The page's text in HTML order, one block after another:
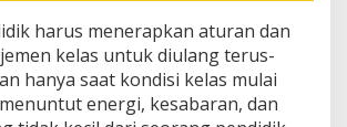
harus menerapkan aturan dan
kelas untuk diulang terus-
hanya saat kondisi kelas mulai
energi, kesabaran, dan